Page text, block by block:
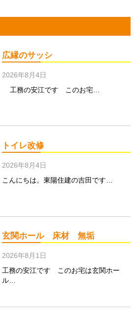
広縁のサッシ
2026年8月4日
工務の安江です このお宅…
トイレ改修
2026年8月4日
こんにちは。東陽住建の吉田です…
玄関ホール 床材 無垢
2026年8月1日
工務の安江です このお宅は玄関ホー
ル…